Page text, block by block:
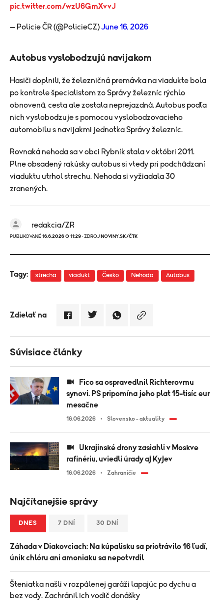
pic.twitter.com/wzU6GmXvvJ
— Policie ČR (@PolicieCZ)June 16, 2026
Autobus vyslobodzujú navijakom
Hasiči doplnili, že železničná premávka na viadukte bola
po kontrole špecialistom zo Správy železníc rýchlo
obnovená, cesta ale zostala neprejazdná. Autobus podľa
nich vyslobodzuje s pomocou vyslobodzovacieho
automobilu s navijakmi jednotka Správy železníc.
Rovnaká nehoda sa v obci Rybník stala v októbri 2011.
Plne obsadený rakúsky autobus si vtedy pri podchádzaní
viaduktu utrhol strechu. Nehoda si vyžiadala 30
zranených.
redakcia/ZR
PUBLIKOVANÉ 16.6.2026 O 11:29 · ZDROJ NOVINY.SK/ČTK
Tagy: strecha viadukt Česko Nehoda Autobus
Zdielať na
Súvisiace články
synovi. PS pripomína jeho plat 15-tisíc eur
mesačne
16.06.2026 Slovensko - aktuality
rafinériu, uviedli úrady aj Kyjev
16.06.2026 Zahraničie
Najčítanejšie správy
DNES 7 DNÍ 30 DNÍ
Záhada v Diakovciach: Na kúpalisku sa priotrávilo 16 ľudí,
únik chlóru ani amoniaku sa nepotvrdil
Šteniatka našli v rozpálenej garáži lapajúc po dychu a
bez vody. Zachránil ich vodič donášky